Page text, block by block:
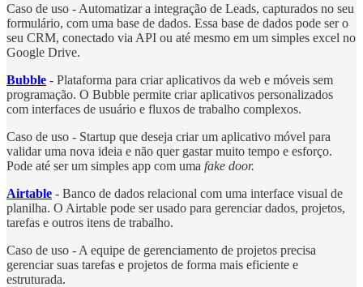
Caso de uso - Automatizar a integração de Leads, capturados no seu
formulário, com uma base de dados. Essa base de dados pode ser o
seu CRM, conectado via API ou até mesmo em um simples excel no
Google Drive.
Bubble - Plataforma para criar aplicativos da web e móveis sem
programação. O Bubble permite criar aplicativos personalizados
com interfaces de usuário e fluxos de trabalho complexos.
Caso de uso - Startup que deseja criar um aplicativo móvel para
validar uma nova ideia e não quer gastar muito tempo e esforço.
Pode até ser um simples app com uma fake door.
Airtable - Banco de dados relacional com uma interface visual de
planilha. O Airtable pode ser usado para gerenciar dados, projetos,
tarefas e outros itens de trabalho.
Caso de uso - A equipe de gerenciamento de projetos precisa
gerenciar suas tarefas e projetos de forma mais eficiente e
estruturada.